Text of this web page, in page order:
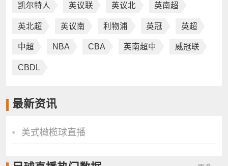
凯尔特人 英议联 英议北 英南超
英北超 英议南 利物浦 英冠 英超
中超 NBA CBA 英南超中 威冠联
CBDL
最新资讯
美式橄榄球直播